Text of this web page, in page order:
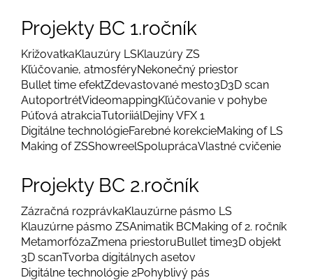
Projekty BC 1.ročník
KrižovatkaKlauzúry LSKlauzúry ZS
Kľúčovanie, atmosféryNekonečný priestor
Bullet time efektZdevastované mesto3D3D scan
AutoportrétVideomappingKľúčovanie v pohybe
Púťová atrakciaTutoriiálDejiny VFX 1
Digitálne technológieFarebné korekcieMaking of LS
Making of ZSShowreelSpoluprácaVlastné cvičenie
Projekty BC 2.ročník
Zázračná rozprávkaKlauzúrne pásmo LS
Klauzúrne pásmo ZSAnimatik BCMaking of 2. ročník
MetamorfózaZmena priestoruBullet time3D objekt
3D scanTvorba digitálnych asetov
Digitálne technológie 2Pohyblivý pás